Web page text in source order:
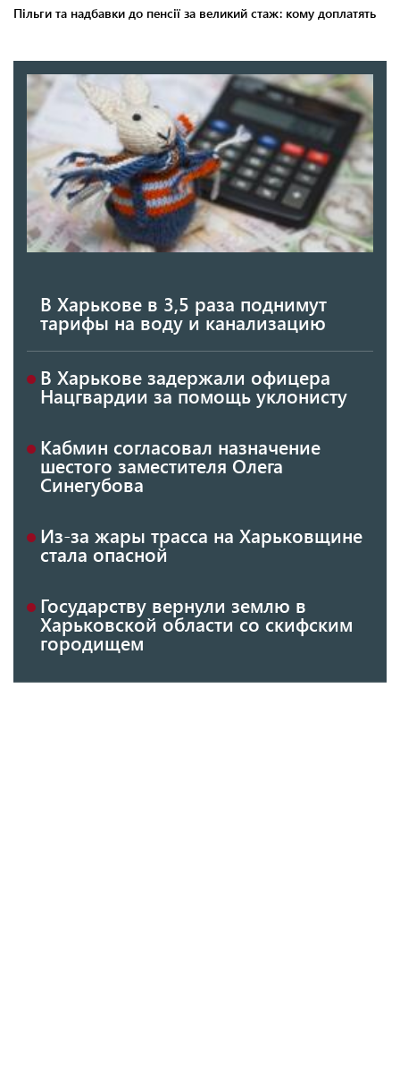
В Харькове в 3,5 раза поднимут
тарифы на воду и канализацию
В Харькове задержали офицера
Нацгвардии за помощь уклонисту
Кабмин согласовал назначение
шестого заместителя Олега
Синегубова
Из-за жары трасса на Харьковщине
стала опасной
Государству вернули землю в
Харьковской области со скифским
городищем